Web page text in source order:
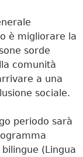
è migliorare la
sorde
comunità
a una
sociale.
periodo sarà
(Lingua